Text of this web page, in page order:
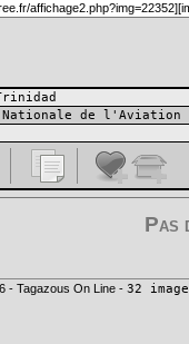
Nationale de
Pas
- Tagazous On Line - 32